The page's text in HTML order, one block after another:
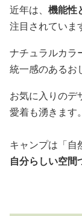
近年は、 機能性
注目されていま
ナチュラルカラ
統一感のあるお
お気に入りのデ
愛着も湧きます。
キャンプは「自
自分らしい空間